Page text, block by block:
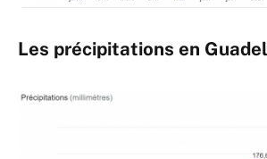
Les précipitations en